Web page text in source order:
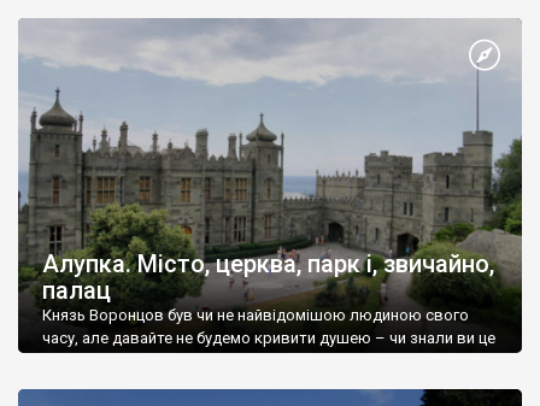
Алупка. Місто, церква, парк і, звичайно,
палац
Князь Воронцов був чи не найвідомішою людиною свого
часу, але давайте не будемо кривити душею – чи знали ви це